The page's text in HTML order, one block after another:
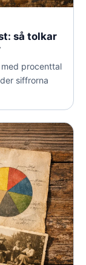
så tolkar
procenttal
siffrorna
skiljer sig
på ett